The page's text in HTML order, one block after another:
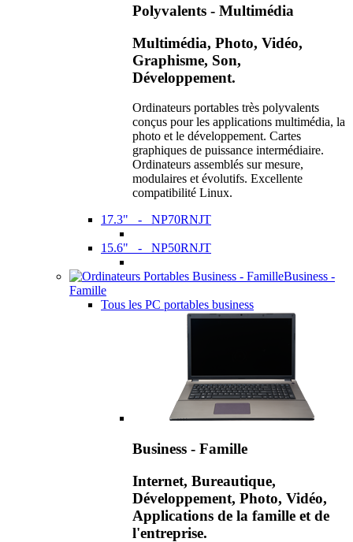
Polyvalents - Multimédia
Multimédia, Photo, Vidéo,
Graphisme, Son,
Développement.
Ordinateurs portables très polyvalents
conçus pour les applications multimédia, la
photo et le développement. Cartes
graphiques de puissance intermédiaire.
Ordinateurs assemblés sur mesure,
modulaires et évolutifs. Excellente
compatibilité Linux.
17.3" - NP70RNJT
15.6" - NP50RNJT
Business -
Famille
Tous les PC portables business
Business - Famille
Internet, Bureautique,
Développement, Photo, Vidéo,
Applications de la famille et de
l'entreprise.